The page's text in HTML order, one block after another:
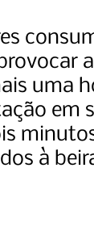
a
uma
em
à